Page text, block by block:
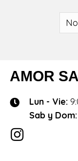
AMOR
Lun - Vie:
Sab y Dom: